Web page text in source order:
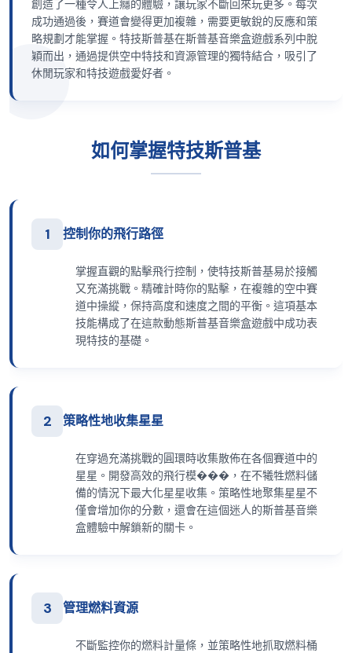
創造了一種令人上癮的體驗，讓玩家不斷回來玩更多。每次
成功通過後，賽道會變得更加複雜，需要更敏銳的反應和策
略規劃才能掌握。特技斯普基在斯普基音樂盒遊戲系列中脫
穎而出，通過提供空中特技和資源管理的獨特結合，吸引了
休閒玩家和特技遊戲愛好者。
如何掌握特技斯普基
1 控制你的飛行路徑
掌握直觀的點擊飛行控制，使特技斯普基易於接觸
又充滿挑戰。精確計時你的點擊，在複雜的空中賽
道中操縱，保持高度和速度之間的平衡。這項基本
技能構成了在這款動態斯普基音樂盒遊戲中成功表
現特技的基礎。
2 策略性地收集星星
在穿過充滿挑戰的圓環時收集散佈在各個賽道中的
星星。開發高效的飛行模���，在不犧牲燃料儲
備的情況下最大化星星收集。策略性地聚集星星不
僅會增加你的分數，還會在這個迷人的斯普基音樂
盒體驗中解鎖新的關卡。
3 管理燃料資源
不斷監控你的燃料計量條，並策略性地抓取燃料桶